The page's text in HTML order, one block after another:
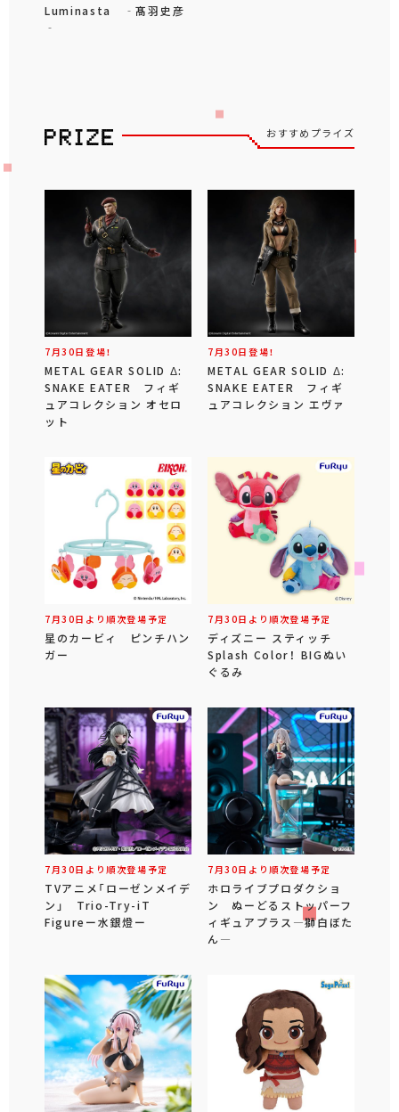
Luminasta ‐髙羽史彦
‐
おすすめプライズ
7月30日登場！
METAL GEAR SOLID Δ:
SNAKE EATER フィギ
ュアコレクション オセロ
ット
7月30日登場！
METAL GEAR SOLID Δ:
SNAKE EATER フィギ
ュアコレクション エヴァ
7月30日より順次登場予定
星のカービィ ピンチハン
ガー
7月30日より順次登場予定
ディズニー スティッチ
Splash Color！ BIGぬい
ぐるみ
7月30日より順次登場予定
TVアニメ「ローゼンメイデ
ン」 Trio-Try-iT
Figureー水銀燈ー
7月30日より順次登場予定
ホロライブプロダクショ
ン ぬーどるストッパーフ
ィギュアプラス―獅白ぼた
ん―